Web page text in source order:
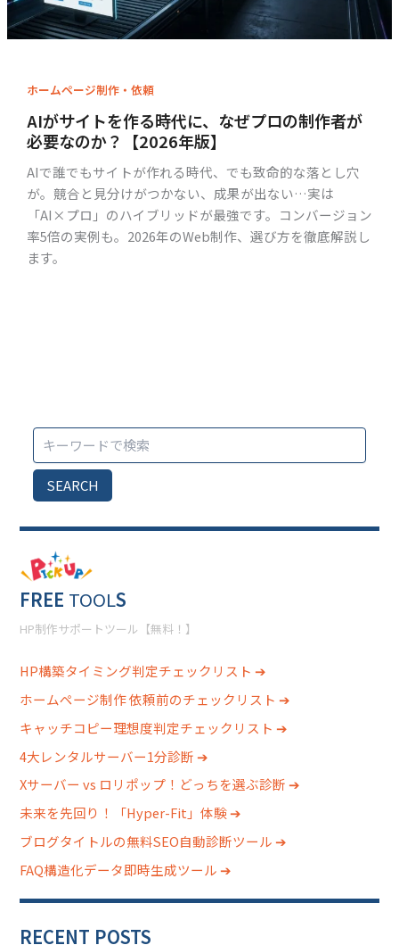
ホームページ制作・依頼
AIがサイトを作る時代に、なぜプロの制作者が
必要なのか？【2026年版】
AIで誰でもサイトが作れる時代、でも致命的な落とし穴
が。競合と見分けがつかない、成果が出ない…実は
「AI×プロ」のハイブリッドが最強です。コンバージョン
率5倍の実例も。2026年のWeb制作、選び方を徹底解説し
ます。
SEARCH
FREE TOOLS
HP制作サポートツール【無料！】
HP構築タイミング判定チェックリスト ➔
ホームページ制作 依頼前のチェックリスト ➔
キャッチコピー理想度判定チェックリスト ➔
4大レンタルサーバー1分診断 ➔
Xサーバー vs ロリポップ！どっちを選ぶ診断 ➔
未来を先回り！「Hyper-Fit」体験 ➔
ブログタイトルの無料SEO自動診断ツール ➔
FAQ構造化データ即時生成ツール ➔
RECENT POSTS